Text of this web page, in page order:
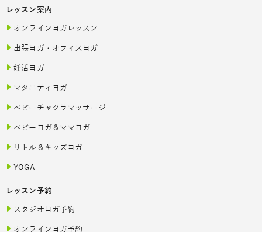
レッスン案内
オンラインヨガレッスン
出張ヨガ・オフィスヨガ
妊活ヨガ
マタニティヨガ
ベビーチャクラマッサージ
ベビーヨガ＆ママヨガ
リトル＆キッズヨガ
YOGA
レッスン予約
スタジオヨガ予約
オンラインヨガ予約